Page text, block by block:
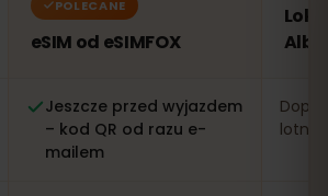
POLECANE
eSIM od eSIMFOX
Jeszcze przed wyjazdem
– kod QR od razu e-
mailem